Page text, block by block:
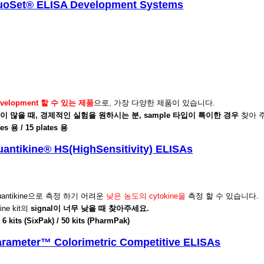
ELISA Development Systems
할 수 있는 제품으로, 가장 다양한 제품이 있습니다.
많을 때, 경제적인 실험을 원하시는 분, sample 타입이 특이한 경우 찾아
용 / 15 plates 용
HS(HighSensitivity) ELISAs
으로 측정 하기 어려운 낮은 농도의 cytokine을 측정 할 수 있습니다.
kit의signal이 너무 낮을 때 찾아주세요.
6 kits (SixPak) / 50 kits (PharmPak)
Colorimetric Competitive ELISAs